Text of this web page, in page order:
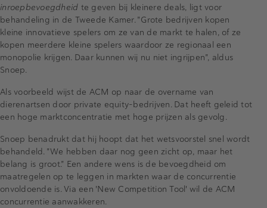
inroepbevoegdheid te geven bij kleinere deals, ligt voor
behandeling in de Tweede Kamer. "Grote bedrijven kopen
kleine innovatieve spelers om ze van de markt te halen, of ze
kopen meerdere kleine spelers waardoor ze regionaal een
monopolie krijgen. Daar kunnen wij nu niet ingrijpen", aldus
Snoep.
Als voorbeeld wijst de ACM op naar de overname van
dierenartsen door private equity-bedrijven. Dat heeft geleid tot
een hoge marktconcentratie met hoge prijzen als gevolg.
Snoep benadrukt dat hij hoopt dat het wetsvoorstel snel wordt
behandeld. "We hebben daar nog geen zicht op, maar het
belang is groot." Een andere wens is de bevoegdheid om
maatregelen op te leggen in markten waar de concurrentie
onvoldoende is. Via een 'New Competition Tool' wil de ACM
concurrentie aanwakkeren.